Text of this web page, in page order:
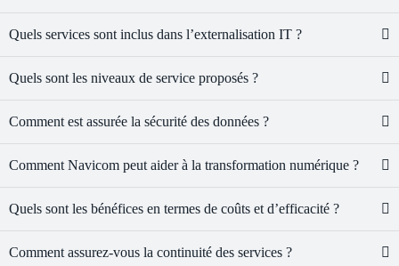
Quels services sont inclus dans l’externalisation IT ?
Quels sont les niveaux de service proposés ?
Comment est assurée la sécurité des données ?
Comment Navicom peut aider à la transformation numérique ?
Quels sont les bénéfices en termes de coûts et d’efficacité ?
Comment assurez-vous la continuité des services ?